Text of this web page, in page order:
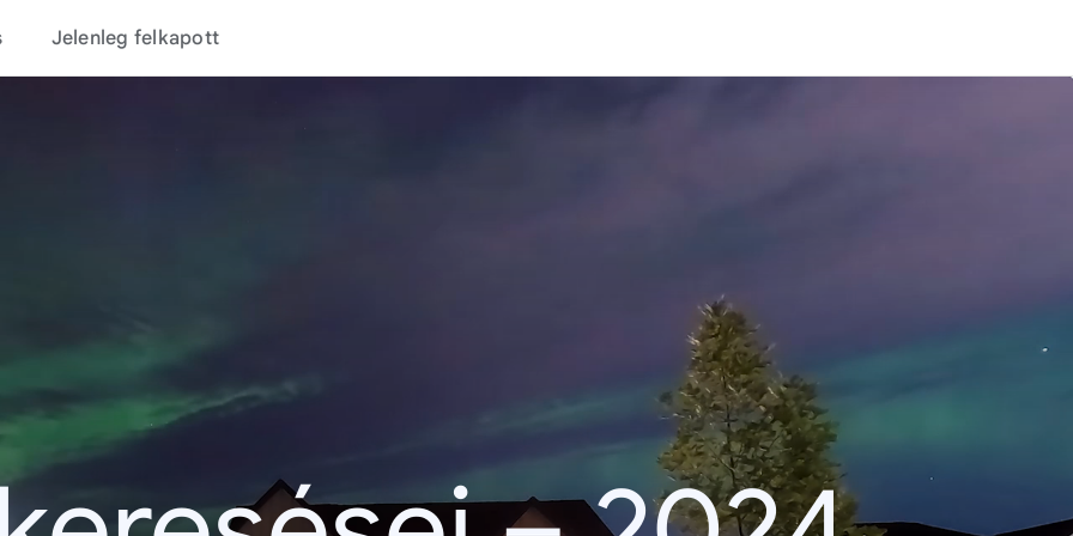
Jelenleg felkapott